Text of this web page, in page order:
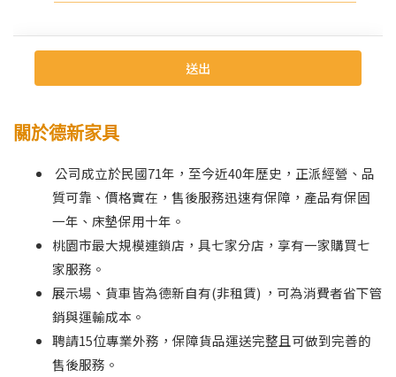
關於德新家具
公司成立於民國71年，至今近40年歷史，正派經營、品
質可靠、價格實在，售後服務迅速有保障，產品有保固
一年、床墊保用十年。
桃園市最大規模連鎖店，具七家分店，享有一家購買七
家服務。
展示場、貨車皆為德新自有(非租賃) ，可為消費者省下管
銷與運輸成本。
聘請15位專業外務，保障貨品運送完整且可做到完善的
售後服務。